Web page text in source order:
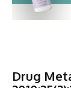
Drug